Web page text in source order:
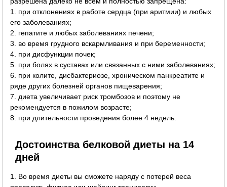
1. при отклонениях в работе сердца (при аритмии) и любых
его заболеваниях;
2. гепатите и любых заболеваниях печени;
3. во время грудного вскармливания и при беременности;
4. при дисфункции почек;
5. при болях в суставах или связанных с ними заболеваниях;
6. при колите, дисбактериозе, хроническом панкреатите и
ряде других болезней органов пищеварения;
7. диета увеличивает риск тромбозов и поэтому не
рекомендуется в пожилом возрасте;
8. при длительности проведения более 4 недель.
Достоинства белковой диеты на 14
дней
1. Во время диеты вы сможете наряду с потерей веса